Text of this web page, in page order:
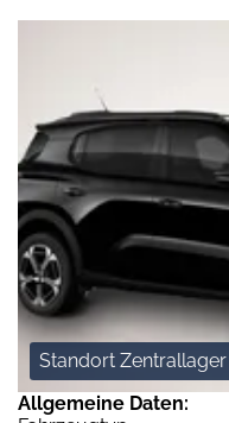
Standort Zentrallager
Allgemeine Daten: